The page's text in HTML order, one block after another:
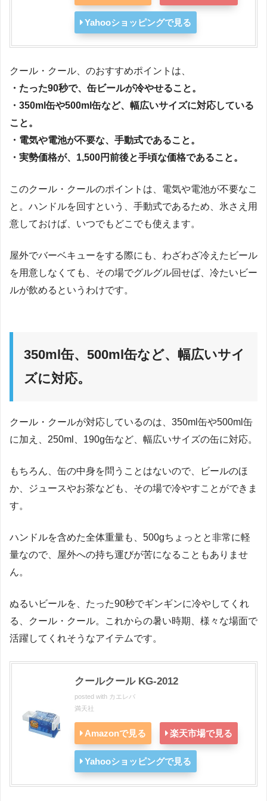
Yahooショッピングで見る
クール・クール、のおすすめポイントは、
・たった90秒で、缶ビールが冷やせること。
・350ml缶や500ml缶など、幅広いサイズに対応している
こと。
・電気や電池が不要な、手動式であること。
・実勢価格が、1,500円前後と手頃な価格であること。
このクール・クールのポイントは、電気や電池が不要なこ
と。ハンドルを回すという、手動式であるため、氷さえ用
意しておけば、いつでもどこでも使えます。
屋外でバーベキューをする際にも、わざわざ冷えたビール
を用意しなくても、その場でグルグル回せば、冷たいビー
ルが飲めるというわけです。
350ml缶、500ml缶など、幅広いサイ
ズに対応。
クール・クールが対応しているのは、350ml缶や500ml缶
に加え、250ml、190g缶など、幅広いサイズの缶に対応。
もちろん、缶の中身を問うことはないので、ビールのほ
か、ジュースやお茶なども、その場で冷やすことができま
す。
ハンドルを含めた全体重量も、500gちょっとと非常に軽
量なので、屋外への持ち運びが苦になることもありませ
ん。
ぬるいビールを、たった90秒でギンギンに冷やしてくれ
る、クール・クール。これからの暑い時期、様々な場面で
活躍してくれそうなアイテムです。
クールクール KG-2012
posted with カエレバ
満天社
Amazonで見る 楽天市場で見る
Yahooショッピングで見る